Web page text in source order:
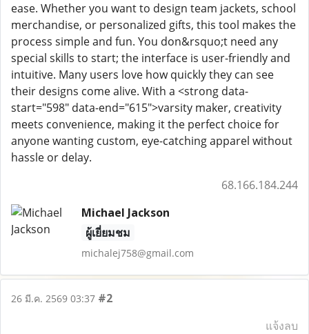
ease. Whether you want to design team jackets, school
merchandise, or personalized gifts, this tool makes the
process simple and fun. You don&rsquo;t need any
special skills to start; the interface is user-friendly and
intuitive. Many users love how quickly they can see
their designs come alive. With a <strong data-
start="598" data-end="615">varsity maker, creativity
meets convenience, making it the perfect choice for
anyone wanting custom, eye-catching apparel without
hassle or delay.
68.166.184.244
Michael Jackson
ผู้เยี่ยมชม
michalej758@gmail.com
26 มี.ค. 2569 03:37 #2
แจ้งลบ